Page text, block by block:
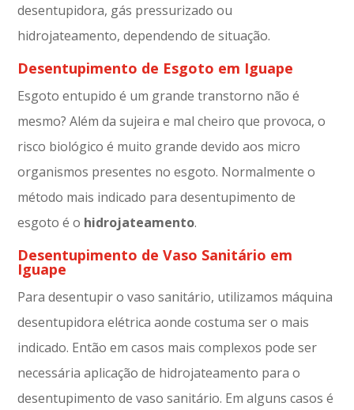
desentupidora, gás pressurizado ou
hidrojateamento, dependendo de situação.
Desentupimento de Esgoto em Iguape
Esgoto entupido é um grande transtorno não é
mesmo? Além da sujeira e mal cheiro que provoca, o
risco biológico é muito grande devido aos micro
organismos presentes no esgoto. Normalmente o
método mais indicado para desentupimento de
esgoto é o hidrojateamento.
Desentupimento de Vaso Sanitário em
Iguape
Para desentupir o vaso sanitário, utilizamos máquina
desentupidora elétrica aonde costuma ser o mais
indicado. Então em casos mais complexos pode ser
necessária aplicação de hidrojateamento para o
desentupimento de vaso sanitário. Em alguns casos é